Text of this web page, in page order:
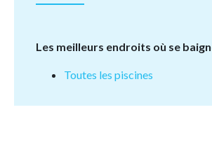
Les meilleurs endroits où se
Toutes les piscines